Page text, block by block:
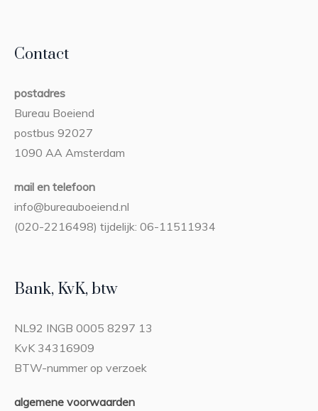
Contact
postadres
Bureau Boeiend
postbus 92027
1090 AA Amsterdam
mail en telefoon
info@bureauboeiend.nl
(020-2216498) tijdelijk: 06-11511934
Bank, KvK, btw
NL92 INGB 0005 8297 13
KvK 34316909
BTW-nummer op verzoek
algemene voorwaarden